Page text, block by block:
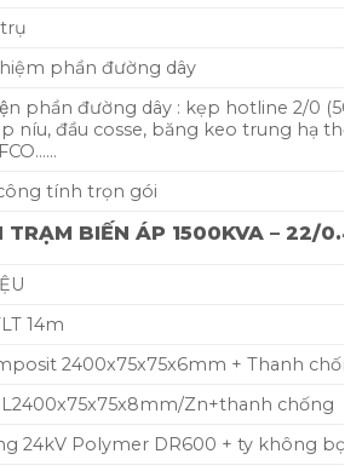
phần đường dây
phần đường dây : kẹp hotline 2/0
níu, đầu cosse, băng keo trung hạ
tính trọn gói
TRẠM BIẾN ÁP 1500KVA – 22/
14m
2400x75x75x6mm + Thanh
Zn+thanh chống
24kV Polymer DR600 + ty không bọc